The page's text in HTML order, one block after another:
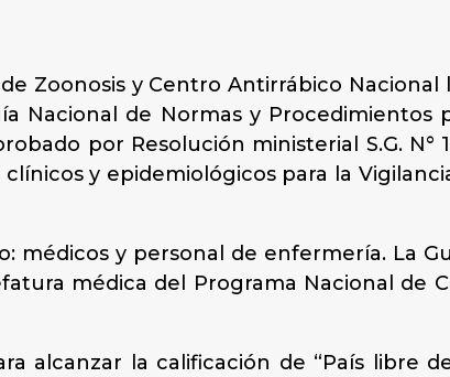
Zoonosis y Centro Antirrábico Nacional
Nacional de Normas y Procedimientos
por Resolución ministerial S.G. N°
y epidemiológicos para la
médicos y personal de enfermería. La
médica del Programa Nacional de
alcanzar la calificación de “País libre